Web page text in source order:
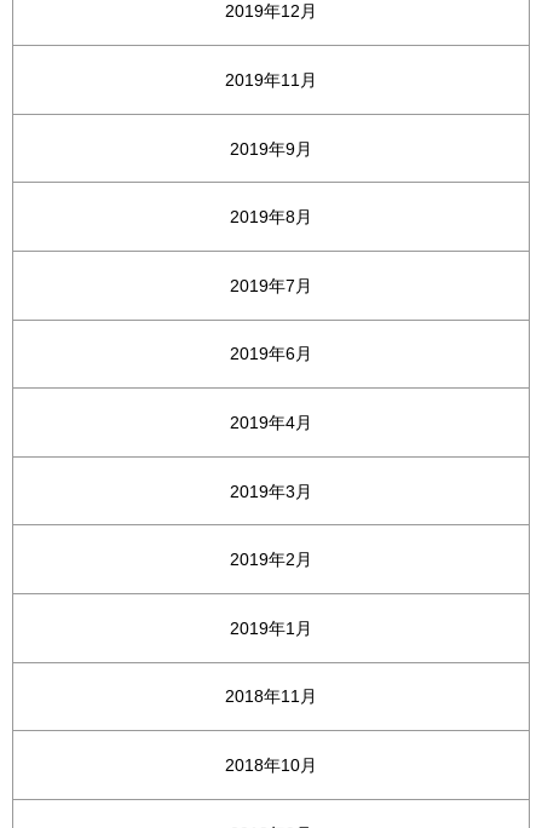
2019年12月
2019年11月
2019年9月
2019年8月
2019年7月
2019年6月
2019年4月
2019年3月
2019年2月
2019年1月
2018年11月
2018年10月